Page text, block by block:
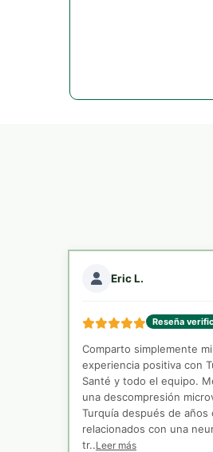
Eric L.
Reseña
Comparto simplemente mi
experiencia positiva con
Santé y todo el equipo.
una descompresión
Turquía después de años
relacionados con una
tr..Leer más